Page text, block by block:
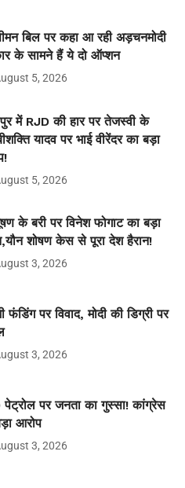
बिल पर कहा आ रही अड़चनमोदी
के सामने हैं ये दो ऑप्शन
5, 2026
में RJD की हार पर तेजस्वी के
यादव पर भाई वीरेंदर का बड़ा
5, 2026
के बरी पर विनेश फोगाट का बड़ा
शोषण केस से पूरा देश हैरान!
3, 2026
फंडिंग पर विवाद, मोदी की डिग्री पर
3, 2026
पेट्रोल पर जनता का गुस्सा! कांग्रेस
आरोप
3, 2026